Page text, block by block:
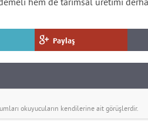
Paylaş
okuyucuların kendilerine ait görüşlerdir.